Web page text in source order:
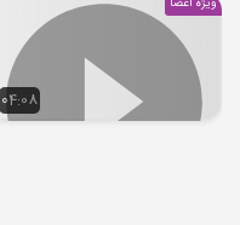
04:08